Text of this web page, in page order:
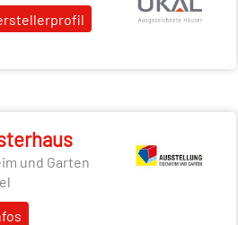
und Garten